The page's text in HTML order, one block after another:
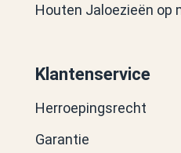
Houten Jaloezieën op
Klantenservice
Herroepingsrecht
Garantie